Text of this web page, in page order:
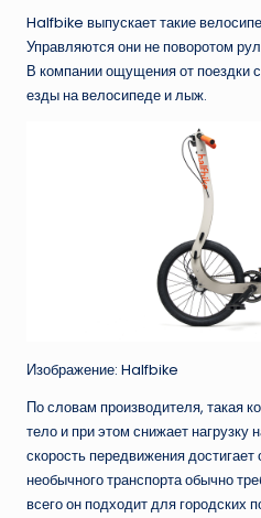
Halfbike выпускает такие
Управляются они не поворотом
В компании ощущения от поездки
езды на велосипеде и лыж.
Изображение: Halfbike
По словам производителя, такая
тело и при этом снижает нагрузку
скорость передвижения
необычного транспорта обычно
всего он подходит для городских